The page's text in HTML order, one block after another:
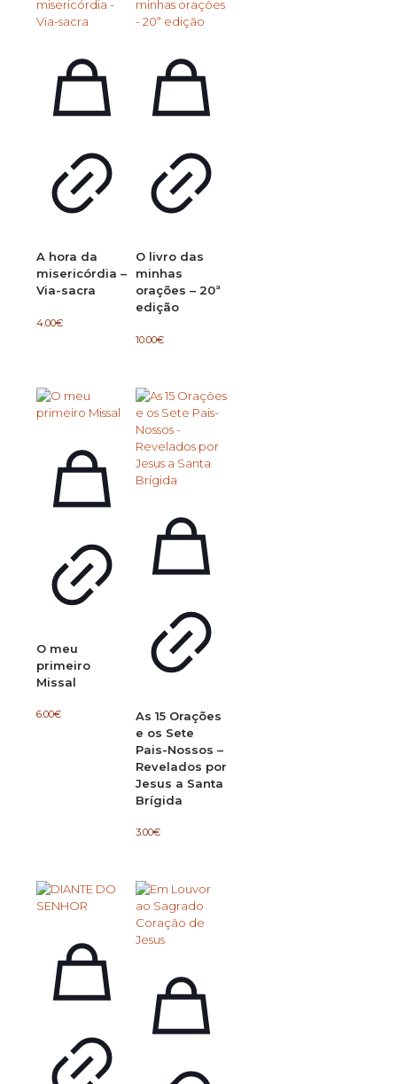
recentes
A hora da
misericórdia –
Via-sacra
4.00€
O livro das
minhas
orações – 20ª
edição
10.00€
O meu
primeiro
Missal
6.00€
As 15 Orações
e os Sete
Pais-Nossos –
Revelados por
Jesus a Santa
Brígida
3.00€